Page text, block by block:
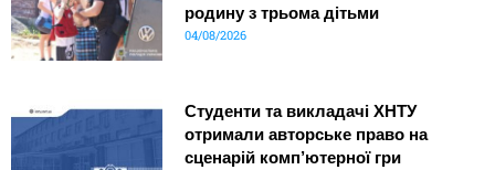
родину з трьома дітьми
04/08/2026
Студенти та викладачі ХНТУ
отримали авторське право на
сценарій комп’ютерної гри